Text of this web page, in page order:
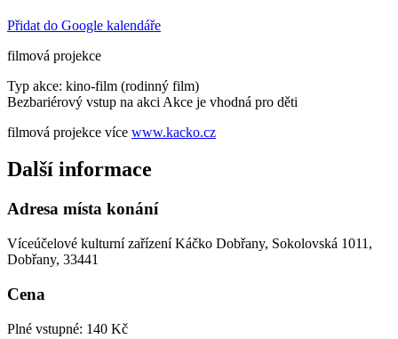
Přidat do Google kalendáře
filmová projekce
Typ akce: kino-film (rodinný film)
Bezbariérový vstup na akci Akce je vhodná pro děti
filmová projekce více www.kacko.cz
Další informace
Adresa místa konání
Víceúčelové kulturní zařízení Káčko Dobřany, Sokolovská 1011,
Dobřany, 33441
Cena
Plné vstupné: 140 Kč